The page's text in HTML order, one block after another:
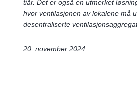
tiår. Det er også en utmerket
hvor ventilasjonen av lokalene må
desentraliserte
20. november 2024